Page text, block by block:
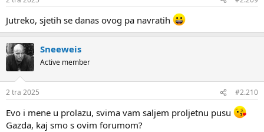
Jutreko, sjetih se danas ovog pa navratih
Sneeweis
Active member
2 tra 2025 #2.210
Evo i mene u prolazu, svima vam saljem proljetnu pusu
Gazda, kaj smo s ovim forumom?